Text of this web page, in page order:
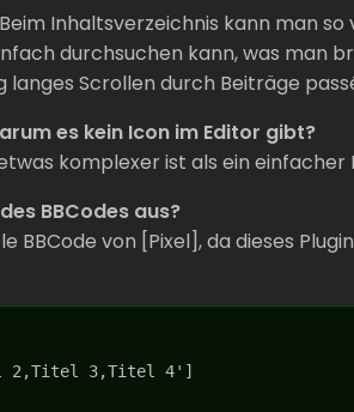
Inhaltsverzeichnis kann man
durchsuchen kann, was man
Scrollen durch Beiträge
es kein Icon im Editor gibt?
komplexer ist als ein
BBCodes aus?
BBCode von [Pixel], da dieses